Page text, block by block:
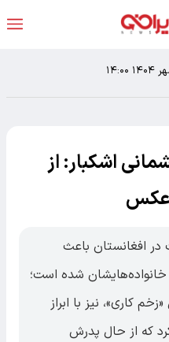
اشکبار: از
در افغانستان باعث
خانواده‌هایشان شده است؛
کاری»، نیز با ابراز
که از حال پدرش